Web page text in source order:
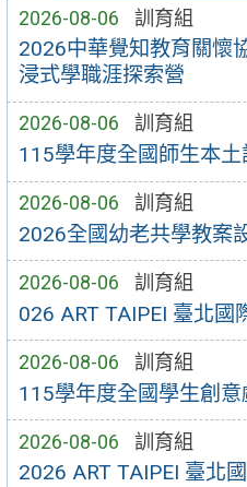
2026-08-06 訓育組
2026中華覺知教育關懷
浸式學職涯探索營
2026-08-06 訓育組
115學年度全國師生本
2026-08-06 訓育組
2026全國幼老共學教案
2026-08-06 訓育組
026 ART TAIPEI 臺北國
2026-08-06 訓育組
115學年度全國學生創
2026-08-06 訓育組
2026 ART TAIPEI 臺北